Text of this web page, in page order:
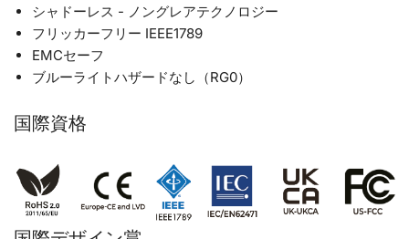
シャドーレス - ノングレアテクノロジー
フリッカーフリー IEEE1789
EMCセーフ
ブルーライトハザードなし（RG0）
国際資格